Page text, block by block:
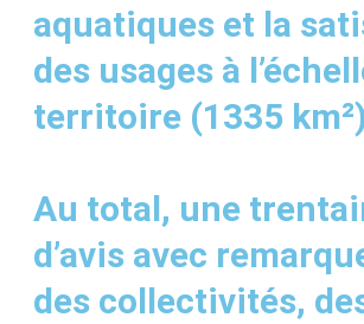
aquatiques et la
des usages à
territoire (1335
Au total, une
d’avis avec
des collectivités,